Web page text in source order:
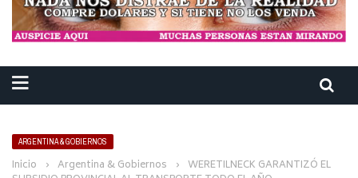
ARGENTINA & GOBIERNOS
Inicio › Argentina & Gobiernos › WERETILNECK GARANTIZÓ EL